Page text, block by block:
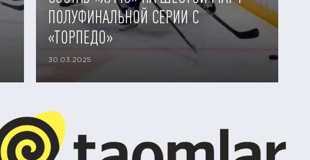
ПОЛУФИНАЛЬНОЙ СЕРИИ С
«ТОРПЕДО»
30.03.2025